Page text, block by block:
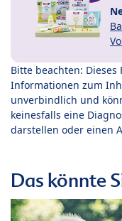
Bitte beachten:
Informationen zum
unverbindlich und
keinesfalls eine
darstellen oder einen
Das könnte